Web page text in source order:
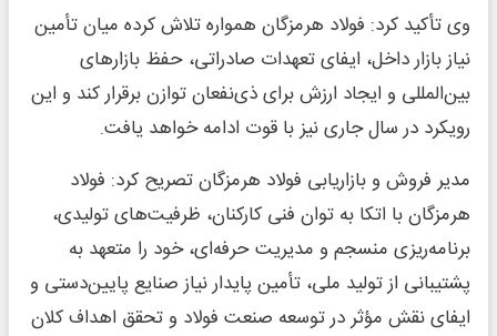
وی تأکید کرد: فولاد هرمزگان همواره تلاش کرده میان تأمین
نیاز بازار داخل، ایفای تعهدات صادراتی، حفظ بازارهای
بین‌المللی و ایجاد ارزش برای ذی‌نفعان توازن برقرار کند و این
رویکرد در سال جاری نیز با قوت ادامه خواهد یافت.
مدیر فروش و بازاریابی فولاد هرمزگان تصریح کرد: فولاد
هرمزگان با اتکا به توان فنی کارکنان، ظرفیت‌های تولیدی،
برنامه‌ریزی منسجم و مدیریت حرفه‌ای، خود را متعهد به
پشتیبانی از تولید ملی، تأمین پایدار نیاز صنایع پایین‌دستی و
ایفای نقش مؤثر در توسعه صنعت فولاد و تحقق اهداف کلان